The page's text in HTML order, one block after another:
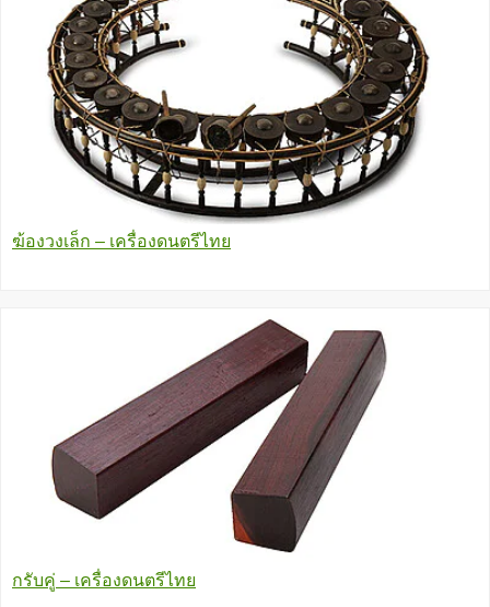
ฆ้องวงเล็ก – เครื่องดนตรีไทย
กรับคู่ – เครื่องดนตรีไทย